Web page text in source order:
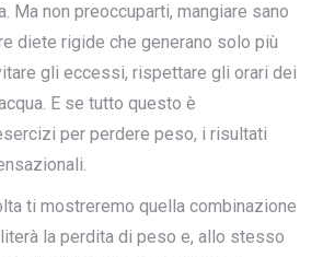
Ma non preoccuparti, mangiare sano
diete rigide che generano solo più
gli eccessi, rispettare gli orari dei
E se tutto questo è
per perdere peso, i risultati
ti mostreremo quella combinazione
la perdita di peso e, allo stesso